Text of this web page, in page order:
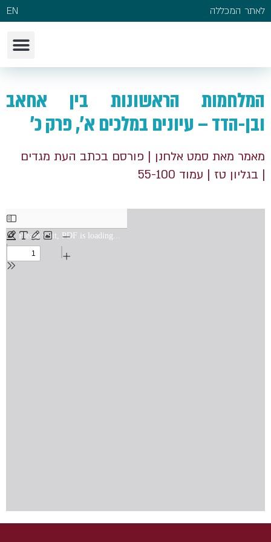
לאתר המכללה EN
המלחמות הראשונות בין אחאב
ובן-הדד – עיונים במלכים א', פרק כ'
מאמר מאת סמט אלחנן | פורסם בכתב העת מגדים
| בגליון טז | עמוד 55-100